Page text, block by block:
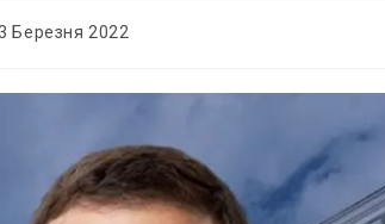
Березня 2022